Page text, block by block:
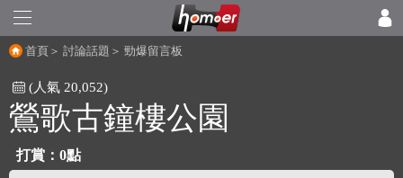
首頁 ＞ 討論話題 ＞ 勁爆留言板
(人氣 20,052)
鶯歌古鐘樓公園
打賞： 0點